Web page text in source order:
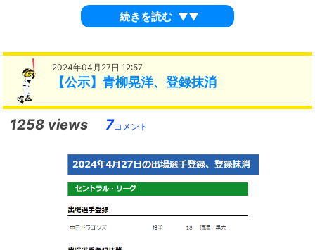
続きを読む ▼▼
2024年04月27日 12:57
【公示】青柳晃洋、登録抹消
1258 views 7コメント